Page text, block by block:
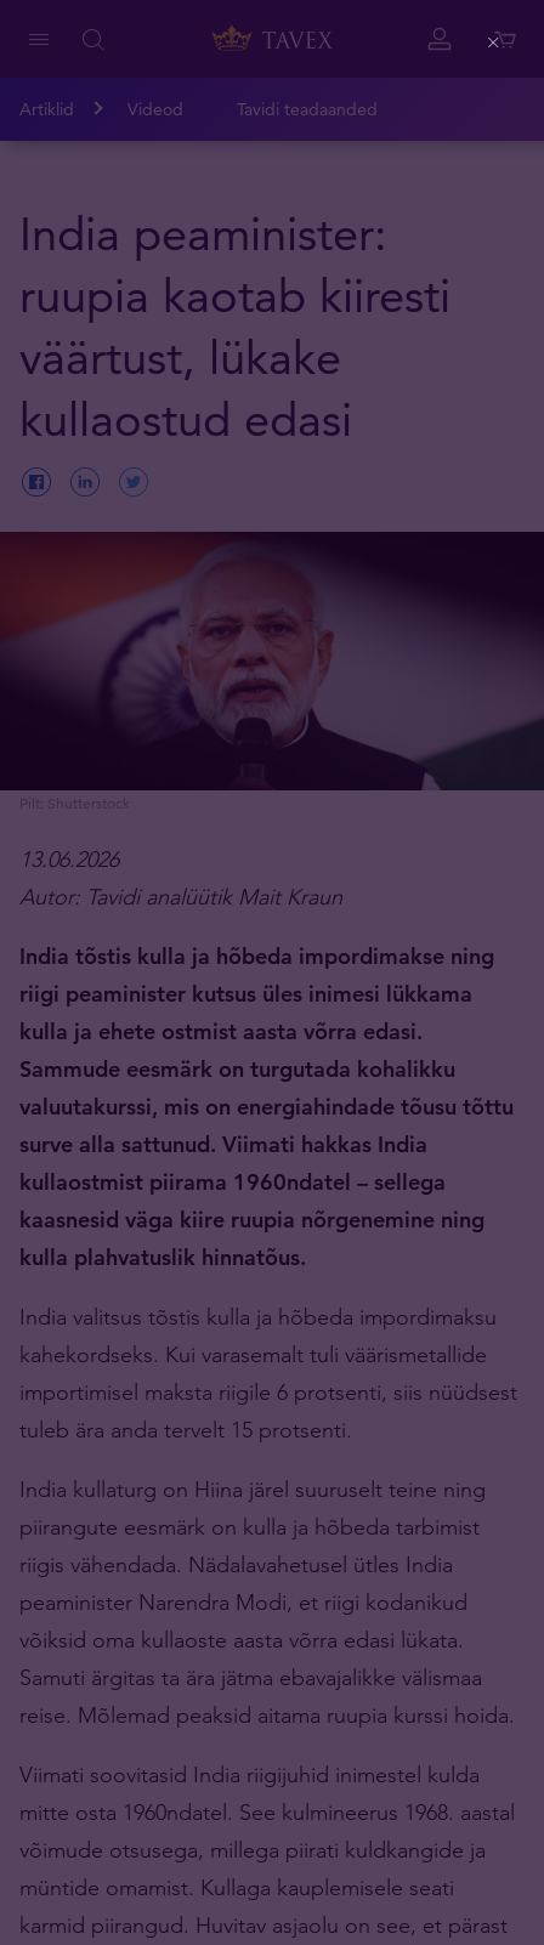
Artiklid Videod Tavidi teadaanded
India peaminister:
ruupia kaotab kiiresti
väärtust, lükake
kullaostud edasi
Pilt: Shutterstock
13.06.2026
Autor: Tavidi analüütik Mait Kraun
India tõstis kulla ja hõbeda impordimakse ning
riigi peaminister kutsus üles inimesi lükkama
kulla ja ehete ostmist aasta võrra edasi.
Sammude eesmärk on turgutada kohalikku
valuutakurssi, mis on energiahindade tõusu tõttu
surve alla sattunud. Viimati hakkas India
kullaostmist piirama 1960ndatel – sellega
kaasnesid väga kiire ruupia nõrgenemine ning
kulla plahvatuslik hinnatõus.
India valitsus tõstis kulla ja hõbeda impordimaksu
kahekordseks. Kui varasemalt tuli väärismetallide
importimisel maksta riigile 6 protsenti, siis nüüdsest
tuleb ära anda tervelt 15 protsenti.
India kullaturg on Hiina järel suuruselt teine ning
piirangute eesmärk on kulla ja hõbeda tarbimist
riigis vähendada. Nädalavahetusel ütles India
peaminister Narendra Modi, et riigi kodanikud
võiksid oma kullaoste aasta võrra edasi lükata.
Samuti ärgitas ta ära jätma ebavajalikke välismaa
reise. Mõlemad peaksid aitama ruupia kurssi hoida.
Viimati soovitasid India riigijuhid inimestel kulda
mitte osta 1960ndatel. See kulmineerus 1968. aastal
võimude otsusega, millega piirati kuldkangide ja
müntide omamist. Kullaga kauplemisele seati
karmid piirangud. Huvitav asjaolu on see, et pärast
Close